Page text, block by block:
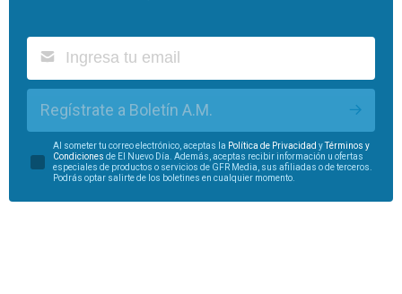
Regístrate a Boletín A.M.
Al someter tu correo electrónico, aceptas la Política de Privacidad yTérminos y
Condiciones de El Nuevo Día. Además, aceptas recibir información u ofertas
especiales de productos o servicios de GFR Media, sus afiliadas o de terceros.
Podrás optar salirte de los boletines en cualquier momento.